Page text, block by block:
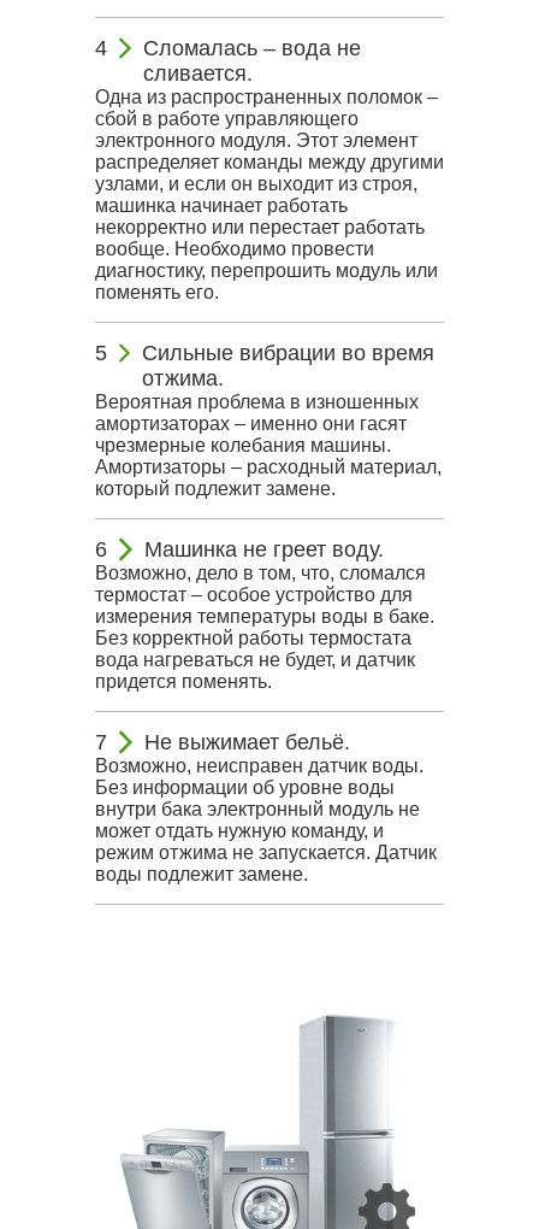
Сломалась – вода не
сливается.
Одна из распространенных поломок –
сбой в работе управляющего
электронного модуля. Этот элемент
распределяет команды между другими
узлами, и если он выходит из строя,
машинка начинает работать
некорректно или перестает работать
вообще. Необходимо провести
диагностику, перепрошить модуль или
поменять его.
Сильные вибрации во время
отжима.
Вероятная проблема в изношенных
амортизаторах – именно они гасят
чрезмерные колебания машины.
Амортизаторы – расходный материал,
который подлежит замене.
Машинка не греет воду.
Возможно, дело в том, что, сломался
термостат – особое устройство для
измерения температуры воды в баке.
Без корректной работы термостата
вода нагреваться не будет, и датчик
придется поменять.
Не выжимает бельё.
Возможно, неисправен датчик воды.
Без информации об уровне воды
внутри бака электронный модуль не
может отдать нужную команду, и
режим отжима не запускается. Датчик
воды подлежит замене.